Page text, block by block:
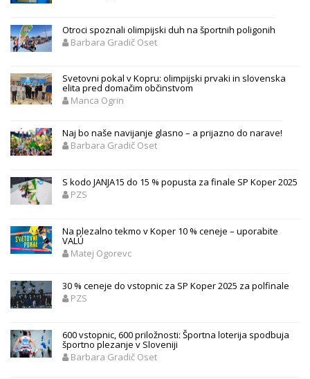
Otroci spoznali olimpijski duh na športnih poligonih
Barbara Gradič Oset
Svetovni pokal v Kopru: olimpijski prvaki in slovenska
elita pred domačim občinstvom
Manca Ogrin
Naj bo naše navijanje glasno – a prijazno do narave!
Barbara Gradič Oset
S kodo JANJA15 do 15 % popusta za finale SP Koper 2025
PZS
Na plezalno tekmo v Koper 10 % ceneje – uporabite
VALÚ
Matej Ogorevc
30 % ceneje do vstopnic za SP Koper 2025 za polfinale
PZS
600 vstopnic, 600 priložnosti: Športna loterija spodbuja
športno plezanje v Sloveniji
Barbara Gradič Oset